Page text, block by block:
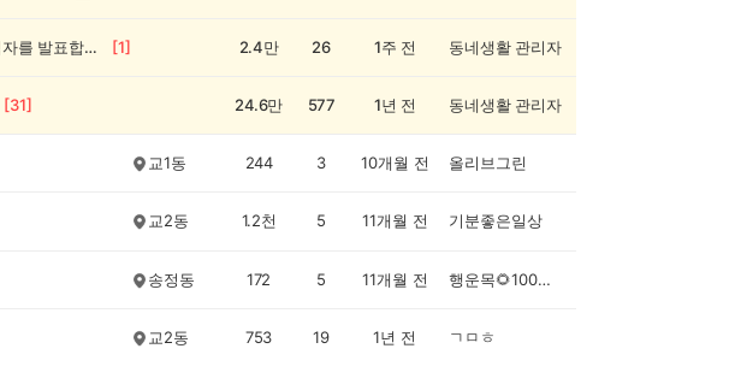
💰[당첨자 발표] 우리 동네 썰전 12회차 당첨자를 발표합니다! [1] 2.4만 26 1주 전 동네생활 관리자
[31] 24.6만 577 1년 전 동네생활 관리자
교1동 244 3 10개월 전 올리브그린
교2동 1.2천 5 11개월 전 기분좋은일상
송정동 172 5 11개월 전 행운목🌻100명초과차단🦋
교2동 753 19 1년 전 ㄱㅁㅎ